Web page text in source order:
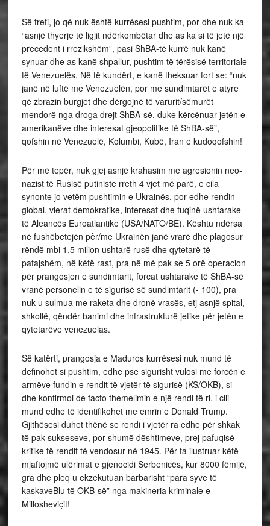
Së treti, jo që nuk është kurrësesi pushtim, por dhe nuk ka
“asnjë thyerje të ligjit ndërkombëtar dhe as ka si të jetë një
precedent i rrezikshëm”, pasi ShBA-të kurrë nuk kanë
synuar dhe as kanë shpallur, pushtim të tërësisë territoriale
të Venezuelës. Në të kundërt, e kanë theksuar fort se: “nuk
janë në luftë me Venezuelën, por me sundimtarët e atyre
që zbrazin burgjet dhe dërgojnë të varurit/sëmurët
mendorë nga droga drejt ShBA-së, duke kërcënuar jetën e
amerikanëve dhe interesat gjeopolitike të ShBA-së”,
qofshin në Venezuelë, Kolumbi, Kubë, Iran e kudoqofshin!
Për më tepër, nuk gjej asnjë krahasim me agresionin neo-
nazist të Rusisë putiniste rreth 4 vjet më parë, e cila
synonte jo vetëm pushtimin e Ukrainës, por edhe rendin
global, vlerat demokratike, interesat dhe fuqinë ushtarake
të Aleancës Euroatlantike (USA/NATO/BE). Kështu ndërsa
në fushëbetejën pêr/me Ukrainën janë vrarë dhe plagosur
rëndë mbi 1.5 milion ushtarë rusë dhe qytetarë të
pafajshëm, në këtë rast, pra në më pak se 5 orë operacion
për prangosjen e sundimtarit, forcat ushtarake të ShBA-së
vranë personelin e të sigurisë së sundimtarit (- 100), pra
nuk u sulmua me raketa dhe dronë vrasës, etj asnjë spital,
shkollë, qëndër banimi dhe infrastrukturë jetike për jetën e
qytetarëve venezuelas.
Së katërti, prangosja e Maduros kurrësesi nuk mund të
definohet si pushtim, edhe pse sigurisht vulosi me forcën e
armëve fundin e rendit të vjetër të sigurisë (KS/OKB), si
dhe konfirmoi de facto themelimin e një rendi të ri, i cili
mund edhe të identifikohet me emrin e Donald Trump.
Gjithësesi duhet thënë se rendi i vjetër ra edhe për shkak
të pak sukseseve, por shumë dështimeve, prej pafuqisë
kritike të rendit të vendosur në 1945. Për ta ilustruar këtë
mjaftojmë ulërimat e gjenocidi Serbenicës, kur 8000 fëmijë,
gra dhe pleq u ekzekutuan barbarisht “para syve të
kaskaveBlu të OKB-së” nga makineria kriminale e
Millosheviçit!